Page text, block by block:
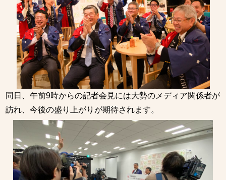
同日、午前9時からの記者会見には大勢のメディア関係者が
訪れ、今後の盛り上がりが期待されます。